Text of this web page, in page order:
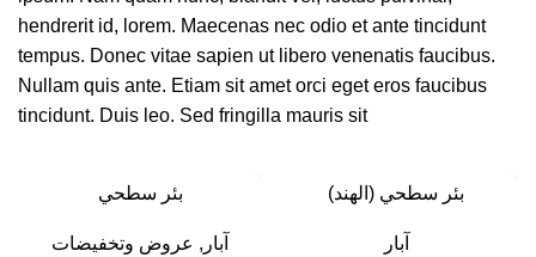
hendrerit id, lorem. Maecenas nec odio et ante tincidunt
tempus. Donec vitae sapien ut libero venenatis faucibus.
Nullam quis ante. Etiam sit amet orci eget eros faucibus
tincidunt. Duis leo. Sed fringilla mauris sit
بئر سطحي (الهند)
آبار
بئر سطحي
آبار , عروض وتخفيضات